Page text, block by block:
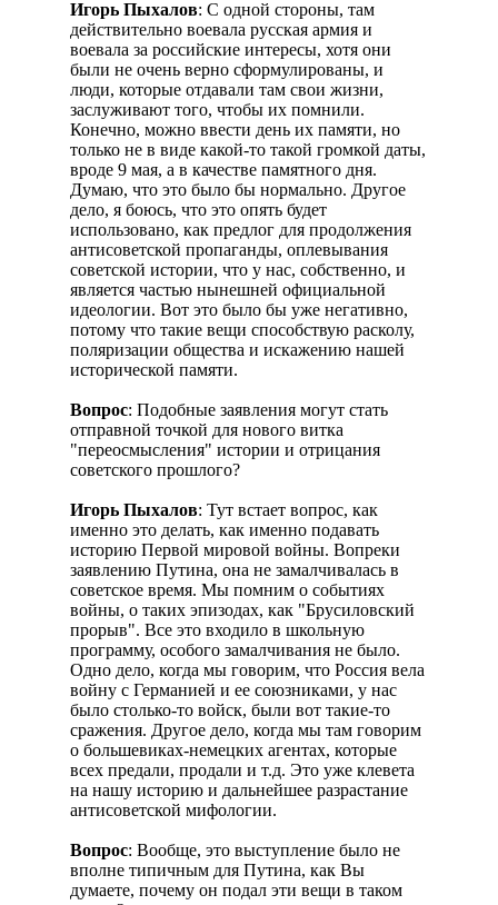
Игорь Пыхалов: С одной стороны, там
действительно воевала русская армия и
воевала за российские интересы, хотя они
были не очень верно сформулированы, и
люди, которые отдавали там свои жизни,
заслуживают того, чтобы их помнили.
Конечно, можно ввести день их памяти, но
только не в виде какой-то такой громкой даты,
вроде 9 мая, а в качестве памятного дня.
Думаю, что это было бы нормально. Другое
дело, я боюсь, что это опять будет
использовано, как предлог для продолжения
антисоветской пропаганды, оплевывания
советской истории, что у нас, собственно, и
является частью нынешней официальной
идеологии. Вот это было бы уже негативно,
потому что такие вещи способствую расколу,
поляризации общества и искажению нашей
исторической памяти.
Вопрос: Подобные заявления могут стать
отправной точкой для нового витка
"переосмысления" истории и отрицания
советского прошлого?
Игорь Пыхалов: Тут встает вопрос, как
именно это делать, как именно подавать
историю Первой мировой войны. Вопреки
заявлению Путина, она не замалчивалась в
советское время. Мы помним о событиях
войны, о таких эпизодах, как "Брусиловский
прорыв". Все это входило в школьную
программу, особого замалчивания не было.
Одно дело, когда мы говорим, что Россия вела
войну с Германией и ее союзниками, у нас
было столько-то войск, были вот такие-то
сражения. Другое дело, когда мы там говорим
о большевиках-немецких агентах, которые
всех предали, продали и т.д. Это уже клевета
на нашу историю и дальнейшее разрастание
антисоветской мифологии.
Вопрос: Вообще, это выступление было не
вполне типичным для Путина, как Вы
думаете, почему он подал эти вещи в таком